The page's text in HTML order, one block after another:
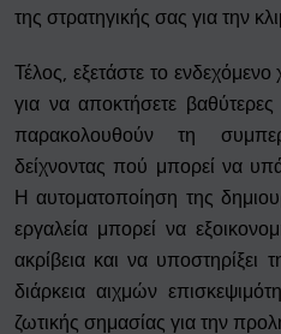
της στρατηγικής σας για την
Τέλος, εξετάστε το
για να αποκτήσετε
παρακολουθούν τη
δείχνοντας πού μπορεί να
Η αυτοματοποίηση της
εργαλεία μπορεί να
ακρίβεια και να
διάρκεια αιχμών
ζωτικής σημασίας για την